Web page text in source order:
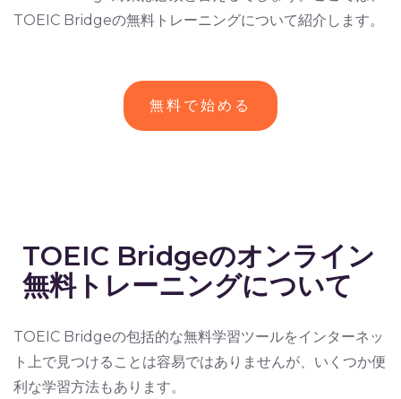
TOEIC Bridgeの無料トレーニングについて紹介します。
無料で始める
TOEIC Bridgeのオンライン
無料トレーニングについて
TOEIC Bridgeの包括的な無料学習ツールをインターネッ
ト上で見つけることは容易ではありませんが、いくつか便
利な学習方法もあります。